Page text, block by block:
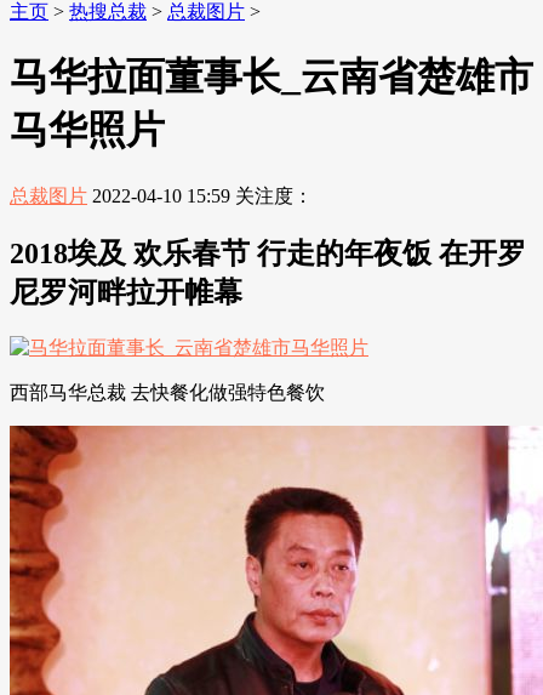
主页 > 热搜总裁 > 总裁图片 >
马华拉面董事长_云南省楚雄市
马华照片
总裁图片 2022-04-10 15:59 关注度：
2018埃及 欢乐春节 行走的年夜饭 在开罗
尼罗河畔拉开帷幕
西部马华总裁 去快餐化做强特色餐饮